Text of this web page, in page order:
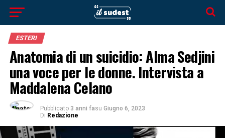
ESTERI
Anatomia di un suicidio: Alma Sedjini
una voce per le donne. Intervista a
Maddalena Celano
Pubblicato 3 anni fasu Giugno 6, 2023
Di Redazione